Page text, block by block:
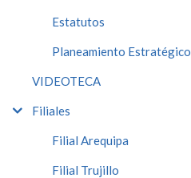
Estatutos
Planeamiento Estratégico
VIDEOTECA
Filiales
Filial Arequipa
Filial Trujillo